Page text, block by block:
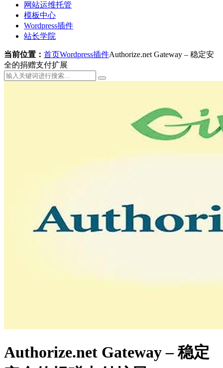
网站运维托管
模板中心
Wordpress插件
站长学院
当前位置： 首页Wordpress插件Authorize.net Gateway – 稳定安
全的捐赠支付扩展
Authorize.net Gateway – 稳定